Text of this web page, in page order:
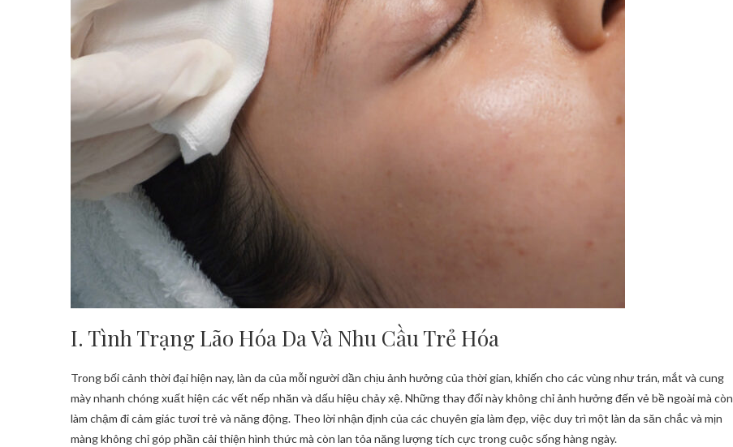
I. Tình Trạng Lão Hóa Da Và Nhu Cầu Trẻ Hóa
Trong bối cảnh thời đại hiện nay, làn da của mỗi người dần chịu ảnh hưởng của thời gian, khiến cho các vùng như trán, mắt và cung
mày nhanh chóng xuất hiện các vết nếp nhăn và dấu hiệu chảy xệ. Những thay đổi này không chỉ ảnh hưởng đến vẻ bề ngoài mà còn
làm chậm đi cảm giác tươi trẻ và năng động. Theo lời nhận định của các chuyên gia làm đẹp, việc duy trì một làn da săn chắc và mịn
màng không chỉ góp phần cải thiện hình thức mà còn lan tỏa năng lượng tích cực trong cuộc sống hàng ngày.